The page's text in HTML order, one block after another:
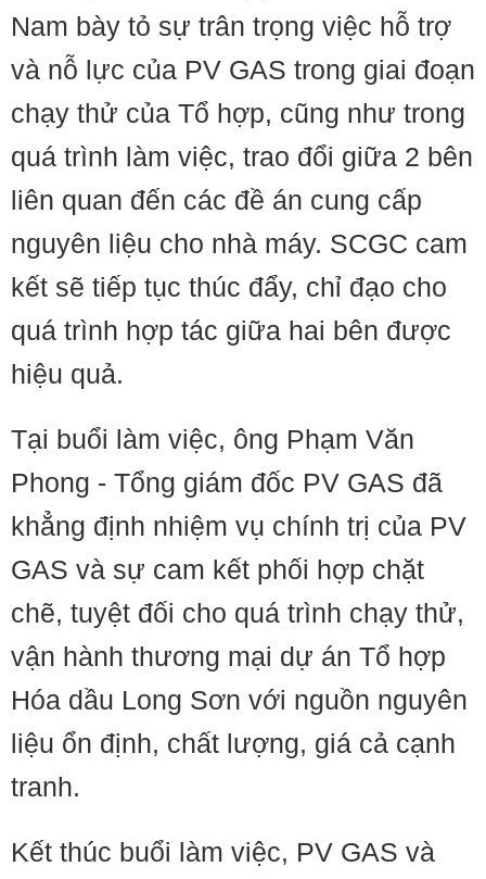
Nam bày tỏ sự trân trọng việc hỗ trợ
và nỗ lực của PV GAS trong giai đoạn
chạy thử của Tổ hợp, cũng như trong
quá trình làm việc, trao đổi giữa 2 bên
liên quan đến các đề án cung cấp
nguyên liệu cho nhà máy. SCGC cam
kết sẽ tiếp tục thúc đẩy, chỉ đạo cho
quá trình hợp tác giữa hai bên được
hiệu quả.
Tại buổi làm việc, ông Phạm Văn
Phong - Tổng giám đốc PV GAS đã
khẳng định nhiệm vụ chính trị của PV
GAS và sự cam kết phối hợp chặt
chẽ, tuyệt đối cho quá trình chạy thử,
vận hành thương mại dự án Tổ hợp
Hóa dầu Long Sơn với nguồn nguyên
liệu ổn định, chất lượng, giá cả cạnh
tranh.
Kết thúc buổi làm việc, PV GAS và